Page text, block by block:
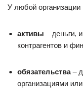
У любой организации
активы – деньги,
контрагентов и
обязательства–
организациями